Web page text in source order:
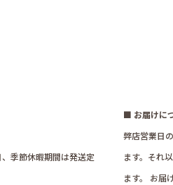
季節休暇期間は発送定
■ お届けに
弊店営業日
ます。それ
ます。 お届